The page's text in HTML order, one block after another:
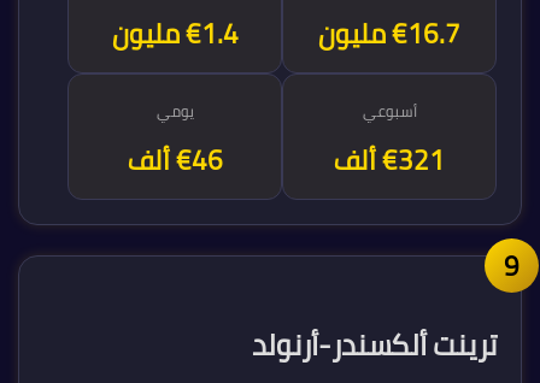
€16.7 مليون €1.4 مليون
أسبوعي
€321 ألف
يومي
€46 ألف
9
ترينت ألكسندر-أرنولد